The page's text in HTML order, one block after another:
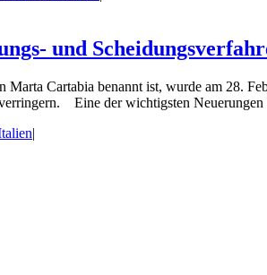
und
Cartabia benannt ist, wurde am 28.
Eine der wichtigsten
|